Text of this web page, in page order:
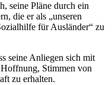
seine Pläne durch ein
die er als „unseren
für Ausländer“ zu
seine Anliegen sich mit
Stimmen von
zu erhalten.